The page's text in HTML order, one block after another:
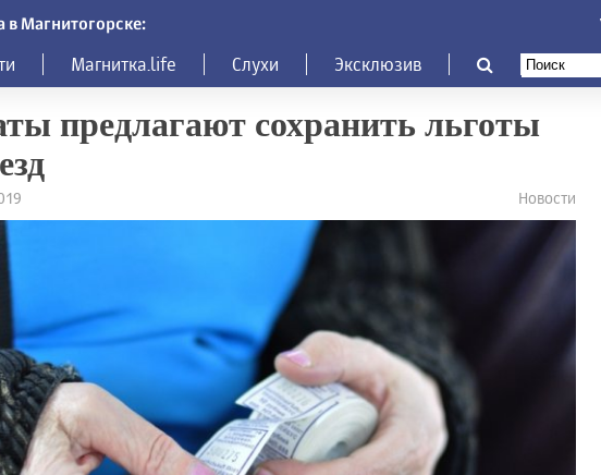
в Магнитогорске:
Магнитка.life Слухи Эксклюзив
предлагают сохранить льготы
Новости